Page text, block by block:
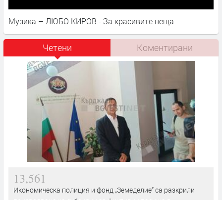
Музика – ЛЮБО КИРОВ - За красивите неща
Четени Коментирани
13,561
Икономическа полиция и фонд „Земеделие“ са разкрили